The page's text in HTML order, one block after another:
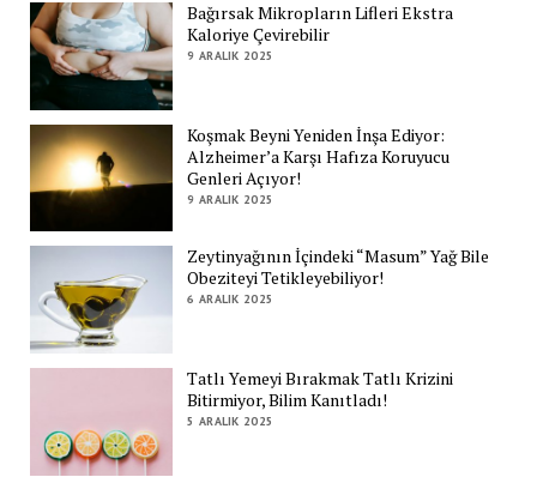
Bağırsak Mikropların Lifleri Ekstra
Kaloriye Çevirebilir
9 ARALIK 2025
Koşmak Beyni Yeniden İnşa Ediyor:
Alzheimer’a Karşı Hafıza Koruyucu
Genleri Açıyor!
9 ARALIK 2025
Zeytinyağının İçindeki “Masum” Yağ Bile
Obeziteyi Tetikleyebiliyor!
6 ARALIK 2025
Tatlı Yemeyi Bırakmak Tatlı Krizini
Bitirmiyor, Bilim Kanıtladı!
5 ARALIK 2025